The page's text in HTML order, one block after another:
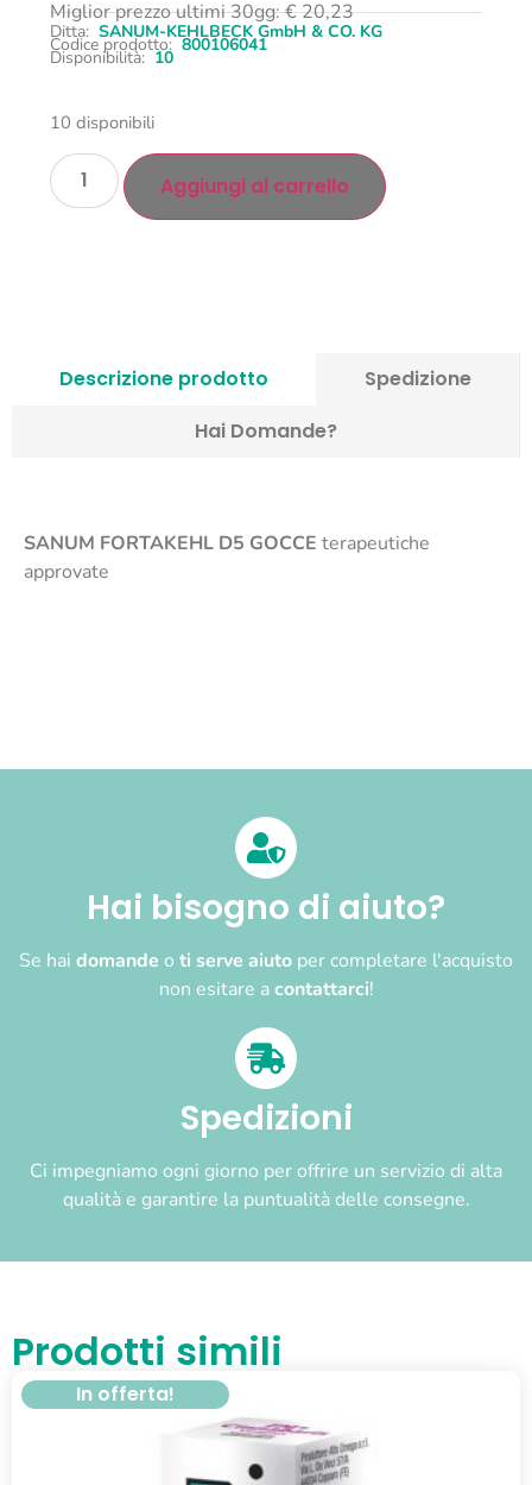
Miglior prezzo ultimi 30gg:€20,23
Ditta: SANUM-KEHLBECK GmbH & CO. KG
Codice prodotto: 800106041
Disponibilità: 10
10 disponibili
Aggiungi al carrello
Descrizione prodotto
Spedizione
Hai Domande?
SANUM FORTAKEHL D5 GOCCE terapeutiche
approvate
Hai bisogno di aiuto?
Se hai domande o ti serve aiuto per completare l'acquisto
non esitare acontattarci!
Spedizioni
Ci impegniamo ogni giorno per offrire un servizio di alta
qualità e garantire la puntualità delle consegne.
Prodotti simili
In offerta!